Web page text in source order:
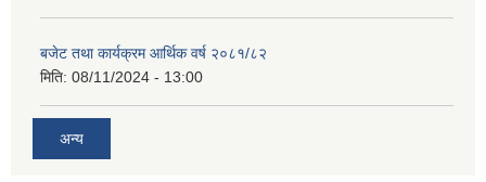
बजेट तथा कार्यक्रम आर्थिक वर्ष २०८१/८२
मिति: 08/11/2024 - 13:00
अन्य